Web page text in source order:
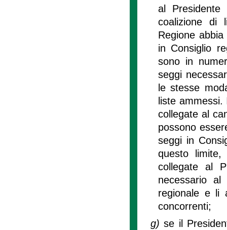
al
coalizione di
Regione
in Consiglio
sono in
seggi
le stesse
liste
collegate al
possono
seggi in
questo
collegate al
necessario al
regionale e li
concorrenti;
g)se il